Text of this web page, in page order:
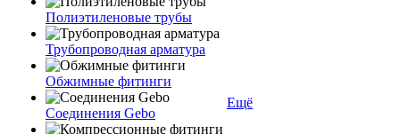
Полиэтиленовые трубы
Трубопроводная арматура
Обжимные фитинги
Соединения Gebo
Ещё